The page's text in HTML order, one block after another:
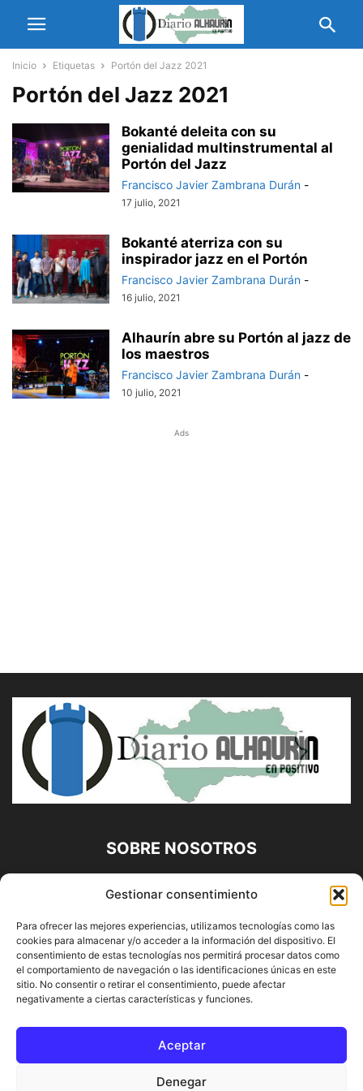
Gestionar consentimiento
Para ofrecer las mejores experiencias, utilizamos tecnologías como las
cookies para almacenar y/o acceder a la información del dispositivo. El
consentimiento de estas tecnologías nos permitirá procesar datos como
el comportamiento de navegación o las identificaciones únicas en este
sitio. No consentir o retirar el consentimiento, puede afectar
negativamente a ciertas características y funciones.
Aceptar
Denegar
Inicio Etiquetas Portón del Jazz 2021
Portón del Jazz 2021
Bokanté deleita con su
genialidad multinstrumental al
Portón del Jazz
Francisco Javier Zambrana Durán -
17 julio, 2021
Bokanté aterriza con su
inspirador jazz en el Portón
Francisco Javier Zambrana Durán -
16 julio, 2021
Alhaurín abre su Portón al jazz de
los maestros
Francisco Javier Zambrana Durán -
10 julio, 2021
Ads
SOBRE NOSOTROS
Diario Alhaurín (www.alhaurindelatorre.com) Propiedad de
Francisco E. López López | 639 95 71 95 | Noticias de
Alhaurín de la Torre, Málaga y Provincia|
Contáctanos:info@alhaurindelatorre.com
SÍGUENOS